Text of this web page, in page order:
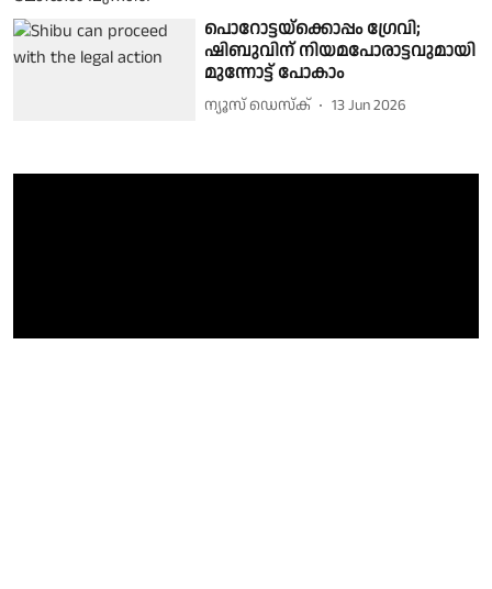
പൊറോട്ടയ്ക്കൊപ്പം ഗ്രേവി;
ഷിബുവിന് നിയമപോരാട്ടവുമായി
മുന്നോട്ട് പോകാം
ന്യൂസ് ഡെസ്ക് 13 Jun 2026